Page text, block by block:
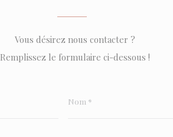
Vous désirez nous contacter ?
Remplissez le formulaire ci-dessous !